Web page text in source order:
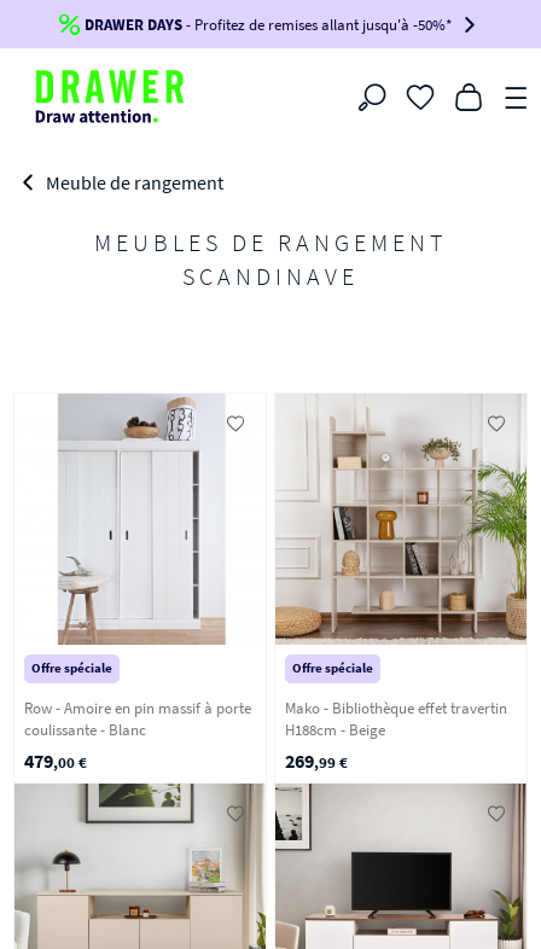
Jusqu'à-100€*sur votre commande !
BIKINI100
-voir conditions en bas de page-
DRAWER DAYS- Profitez de remises allant jusqu'à -50%*
Filtrer
Meuble de rangement
MEUBLES DE RANGEMENT
SCANDINAVE
Offre spéciale
Row - Amoire en pin massif à porte
coulissante - Blanc
479,00 €
Offre spéciale
Mako - Bibliothèque effet travertin
H188cm - Beige
269,99 €